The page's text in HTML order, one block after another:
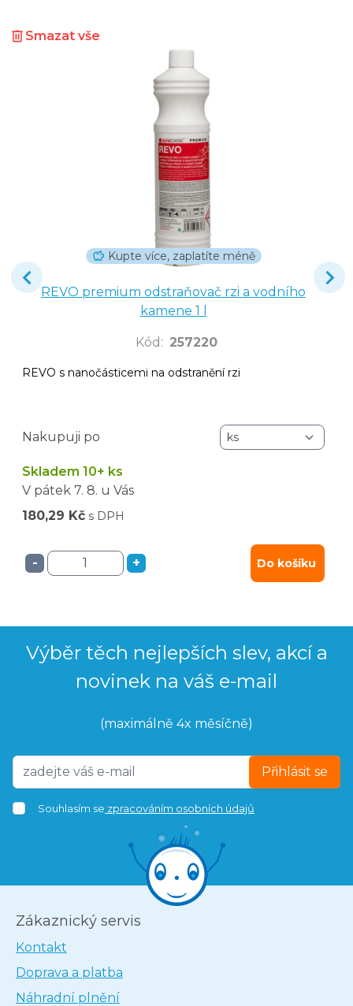
Smazat vše
Kupte více, zaplatíte méně
REVO premium odstraňovač rzi a vodního
kamene 1 l
Kód : 257220
REVO s nanočásticemi na odstranění rzi
Nakupuji po
Skladem 10+ ks
V pátek 7. 8. u Vás
180,29 Kč s DPH
- + Do košíku
Výběr těch nejlepších slev, akcí a
novinek na váš e-mail
(maximálně 4x měsíčně)
Přihlásit se
Souhlasím se zpracováním osobních údajů
Zákaznický servis
Kontakt
Doprava a platba
Náhradní plnění